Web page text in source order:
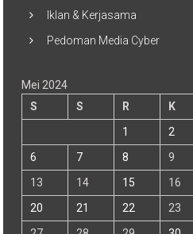
Iklan & Kerjasama
Pedoman Media Cyber
Mei 2024
S
S R K
1
2
6
7 8 9
13
14 15 16
20
21 22 23